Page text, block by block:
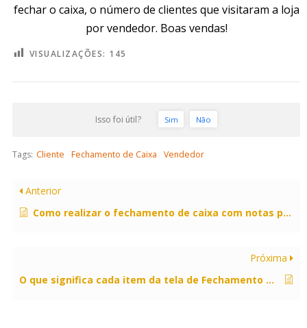
fechar o caixa, o número de clientes que visitaram a loja
por vendedor. Boas vendas!
VISUALIZAÇÕES: 145
Isso foi útil? Sim Não
Tags: Cliente Fechamento de Caixa Vendedor
Anterior
Como realizar o fechamento de caixa com notas pendentes?
Próxima
O que significa cada item da tela de Fechamento do Caixa?